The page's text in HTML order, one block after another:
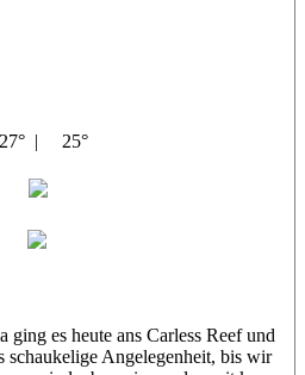
27° | 25°
ging es heute ans Carless Reef und
schaukelige Angelegenheit, bis wir